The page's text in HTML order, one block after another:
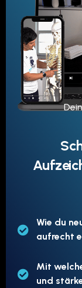
Wie du
aufrecht
Mit
und